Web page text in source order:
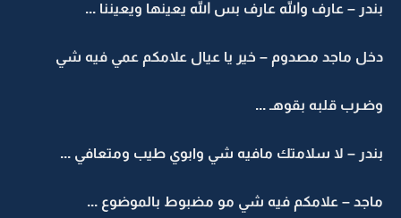
بندر – عارف والله عارف بس الله يعينها ويعيننا ...
دخل ماجد مصدوم – خير يا عيال علامكم عمي فيه شي
وضـرب قلبه بقوهـ ...
بندر – لا سلامتك مافيه شي وابوي طيب ومتعافي ...
ماجد – علامكم فيه شي مو مضبوط بالموضوع ...